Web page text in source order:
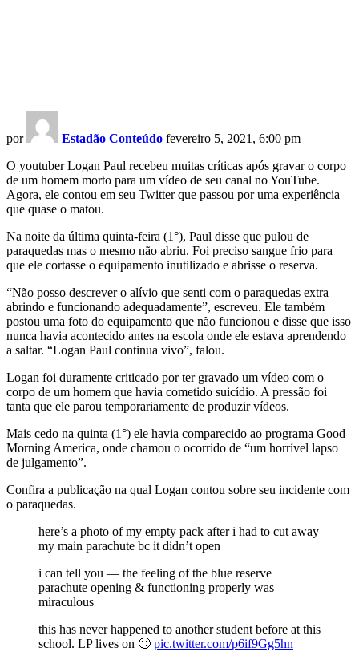
por Estadão Conteúdo fevereiro 5, 2021, 6:00 pm
O youtuber Logan Paul recebeu muitas críticas após gravar o corpo
de um homem morto para um vídeo de seu canal no YouTube.
Agora, ele contou em seu Twitter que passou por uma experiência
que quase o matou.
Na noite da última quinta-feira (1°), Paul disse que pulou de
paraquedas mas o mesmo não abriu. Foi preciso sangue frio para
que ele cortasse o equipamento inutilizado e abrisse o reserva.
“Não posso descrever o alívio que senti com o paraquedas extra
abrindo e funcionando adequadamente”, escreveu. Ele também
postou uma foto do equipamento que não funcionou e disse que isso
nunca havia acontecido antes na escola onde ele estava aprendendo
a saltar. “Logan Paul continua vivo”, falou.
Logan foi duramente criticado por ter gravado um vídeo com o
corpo de um homem que havia cometido suicídio. A pressão foi
tanta que ele parou temporariamente de produzir vídeos.
Mais cedo na quinta (1°) ele havia comparecido ao programa Good
Morning America, onde chamou o ocorrido de “um horrível lapso
de julgamento”.
Confira a publicação na qual Logan contou sobre seu incidente com
o paraquedas.
here’s a photo of my empty pack after i had to cut away
my main parachute bc it didn’t open
i can tell you — the feeling of the blue reserve
parachute opening & functioning properly was
miraculous
this has never happened to another student before at this
school. LP lives on 🙂 pic.twitter.com/p6if9Gg5hn